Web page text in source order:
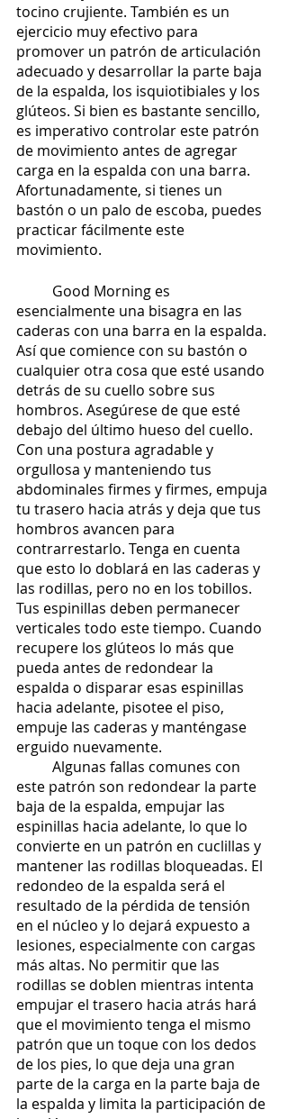
tocino crujiente. También es un
ejercicio muy efectivo para
promover un patrón de articulación
adecuado y desarrollar la parte baja
de la espalda, los isquiotibiales y los
glúteos. Si bien es bastante sencillo,
es imperativo controlar este patrón
de movimiento antes de agregar
carga en la espalda con una barra.
Afortunadamente, si tienes un
bastón o un palo de escoba, puedes
practicar fácilmente este
movimiento.
esencialmente una bisagra en las
caderas con una barra en la espalda.
Así que comience con su bastón o
cualquier otra cosa que esté usando
detrás de su cuello sobre sus
hombros. Asegúrese de que esté
debajo del último hueso del cuello.
Con una postura agradable y
orgullosa y manteniendo tus
abdominales firmes y firmes, empuja
tu trasero hacia atrás y deja que tus
hombros avancen para
contrarrestarlo. Tenga en cuenta
que esto lo doblará en las caderas y
las rodillas, pero no en los tobillos.
Tus espinillas deben permanecer
verticales todo este tiempo. Cuando
recupere los glúteos lo más que
pueda antes de redondear la
espalda o disparar esas espinillas
hacia adelante, pisotee el piso,
empuje las caderas y manténgase
erguido nuevamente.
este patrón son redondear la parte
baja de la espalda, empujar las
espinillas hacia adelante, lo que lo
convierte en un patrón en cuclillas y
mantener las rodillas bloqueadas. El
redondeo de la espalda será el
resultado de la pérdida de tensión
en el núcleo y lo dejará expuesto a
lesiones, especialmente con cargas
más altas. No permitir que las
rodillas se doblen mientras intenta
empujar el trasero hacia atrás hará
que el movimiento tenga el mismo
patrón que un toque con los dedos
de los pies, lo que deja una gran
parte de la carga en la parte baja de
la espalda y limita la participación de